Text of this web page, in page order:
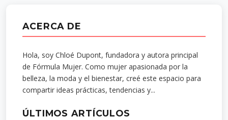
ACERCA DE
Hola, soy Chloé Dupont, fundadora y autora principal
de Fórmula Mujer. Como mujer apasionada por la
belleza, la moda y el bienestar, creé este espacio para
compartir ideas prácticas, tendencias y...
ÚLTIMOS ARTÍCULOS